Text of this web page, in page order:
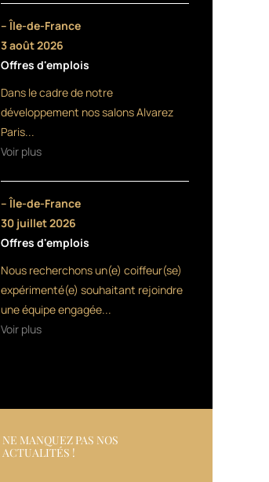
– Île-de-France
3 août 2026
Offres d'emplois
Dans le cadre de notre
développement nos salons Alvarez
Paris...
Voir plus
– Île-de-France
30 juillet 2026
Offres d'emplois
Nous recherchons un(e) coiffeur(se)
expérimenté(e) souhaitant rejoindre
une équipe engagée...
Voir plus
NE MANQUEZ PAS NOS
ACTUALITÉS !